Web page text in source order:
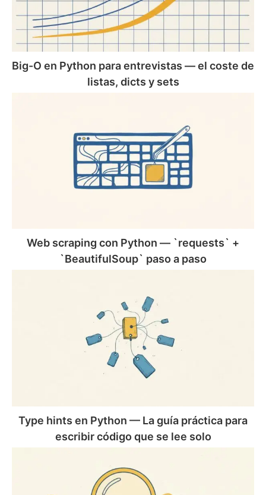
—
el
de
listas,
dicts
Big-O en Python para entrevistas — el coste de
listas, dicts y sets
Python
—
`requests`
+
paso
Web scraping con Python — `requests` +
`BeautifulSoup` paso a paso
en
Python
—
La
guía
práctica
escribir
código
que
se
solo
Type hints en Python — La guía práctica para
escribir código que se lee solo
en
Python